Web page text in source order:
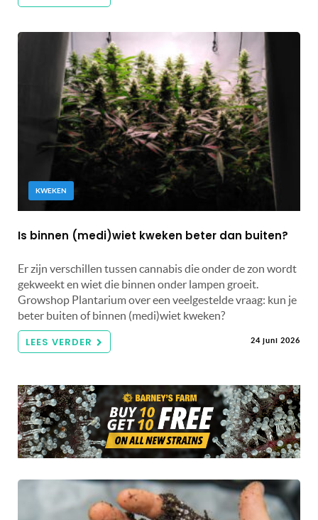
KWEKEN
Is binnen (medi)wiet kweken beter dan buiten?
Er zijn verschillen tussen cannabis die onder de zon wordt
gekweekt en wiet die binnen onder lampen groeit.
Growshop Plantarium over een veelgestelde vraag: kun je
beter buiten of binnen (medi)wiet kweken?
LEES VERDER 24 juni 2026